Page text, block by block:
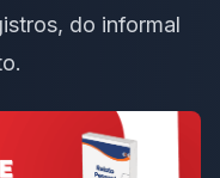
do informal